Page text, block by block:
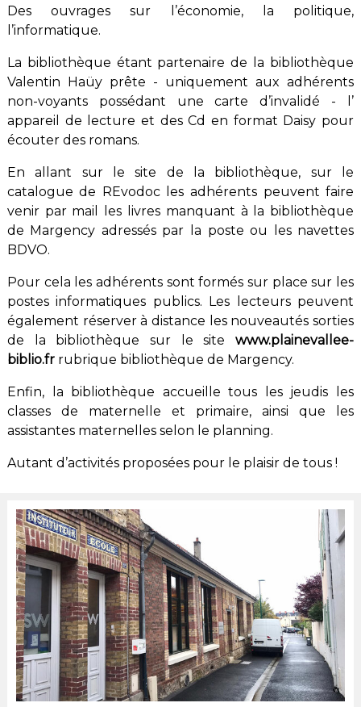
Des ouvrages sur l’économie, la politique,
l’informatique.
La bibliothèque étant partenaire de la bibliothèque
Valentin Haüy prête - uniquement aux adhérents
non-voyants possédant une carte d’invalidé - l’
appareil de lecture et des Cd en format Daisy pour
écouter des romans.
En allant sur le site de la bibliothèque, sur le
catalogue de REvodoc les adhérents peuvent faire
venir par mail les livres manquant à la bibliothèque
de Margency adressés par la poste ou les navettes
BDVO.
Pour cela les adhérents sont formés sur place sur les
postes informatiques publics. Les lecteurs peuvent
également réserver à distance les nouveautés sorties
de la bibliothèque sur le sitewww.plainevallee-
biblio.frrubrique bibliothèque de Margency.
Enfin, la bibliothèque accueille tous les jeudis les
classes de maternelle et primaire, ainsi que les
assistantes maternelles selon le planning.
Autant d’activités proposées pour le plaisir de tous !